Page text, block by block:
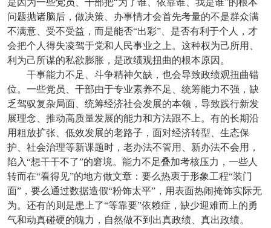
是因为一些党员、干部把“为了谁、依靠谁、我是谁”的根本
问题抛诸脑后，做决策、办事情才会首先考量的不是群众满
不满意、受不受益，而是能否“出彩”、是否有利于个人，才
会把个人得失凌驾于党和人民事业之上。这种权为己所用、
利为己所谋的私欲膨胀，是政绩观扭曲的根本原因。
干事能力不足、斗争精神欠缺，也会导致政绩观扭曲错
位。一些党员、干部由于专业素养不足、统筹能力不强，缺
乏驾驭复杂局面、统筹经济社会发展的本领，导致践行新发
展理念、推动高质量发展的能力和方法跟不上。有的长期沿
用粗放扩张、低效发展的老路子，面对经济转型、生态保
护、社会治理等新课题时，老办法不管用、新办法不会用，
陷入“想干干不了”的窘境。能力不足叠加考核压力，一些人
转而在“看得见”的地方做文章：要么热衷于形象工程“装门
面”，要么通过数据造假“粉饰太平”，用表面热闹掩饰实际无
为。还有的则是患上了“等靠要”依赖症，缺少迎难而上的勇
气和动真碰硬的魄力，自然做不到出真政绩、真出政绩。